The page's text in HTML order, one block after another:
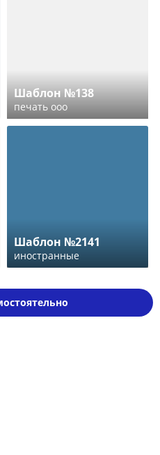
Шаблон №138
печать ооо
Шаблон №2141
иностранные